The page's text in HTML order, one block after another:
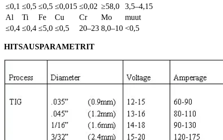
≤0,1 ≤0,5 ≤0,5 ≤0,015 ≤0,02 ≥58,0
3,5–4,15
Al
Ti Fe Cu Cr Mo
muut
≤0,4 ≤0,4 ≤5,0 ≤0,5 20–23 8,0–10 <0,5
HITSAUSPARAMETRIT